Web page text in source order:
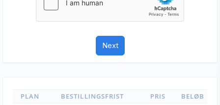
PLAN BESTILLINGSFRIST PRIS BELØB